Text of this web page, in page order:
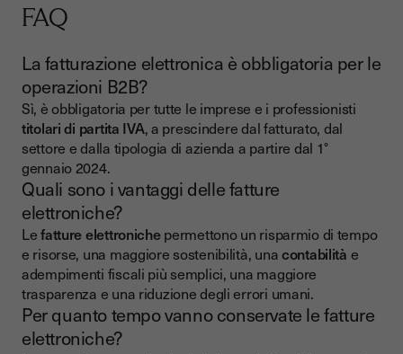
FAQ
La fatturazione elettronica è obbligatoria per le
operazioni B2B?
Sì, è obbligatoria per tutte le imprese e i professionisti
titolari di partita IVA, a prescindere dal fatturato, dal
settore e dalla tipologia di azienda a partire dal 1°
gennaio 2024.
Quali sono i vantaggi delle fatture
elettroniche?
Lefatture elettronichepermettono un risparmio di tempo
e risorse, una maggiore sostenibilità, unacontabilità e
adempimenti fiscali più semplici, una maggiore
trasparenza e una riduzione degli errori umani.
Per quanto tempo vanno conservate le fatture
elettroniche?